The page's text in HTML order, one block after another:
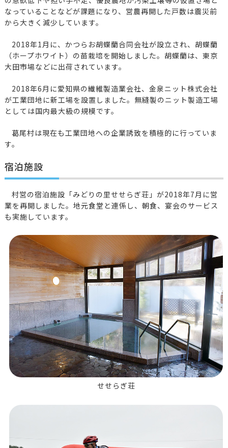
なっていることなどが課題になり、営農再開した戸数は震災前
から大きく減少しています。
2018年1月に、かつらお胡蝶蘭合同会社が設立され、胡蝶蘭
（ホープホワイト）の苗栽培を開始しました。胡蝶蘭は、東京
大田市場などに出荷されています。
2018年6月に愛知県の繊維製造業会社、金泉ニット株式会社
が工業団地に新工場を設置しました。無縫製のニット製造工場
としては国内最大級の規模です。
葛尾村は現在も工業団地への企業誘致を積極的に行っていま
す。
宿泊施設
村営の宿泊施設「みどりの里せせらぎ荘」が2018年7月に営
業を再開しました。地元食堂と連係し、朝食、宴会のサービス
も実施しています。
せせらぎ荘